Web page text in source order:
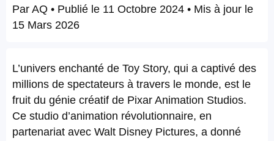
Par AQ • Publié le 11 Octobre 2024 • Mis à jour le
15 Mars 2026
L’univers enchanté de Toy Story, qui a captivé des
millions de spectateurs à travers le monde, est le
fruit du génie créatif de Pixar Animation Studios.
Ce studio d’animation révolutionnaire, en
partenariat avec Walt Disney Pictures, a donné